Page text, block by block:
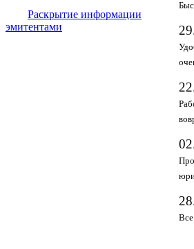
Раскрытие информации
эмитентами